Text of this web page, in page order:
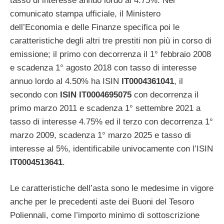
comunicato stampa ufficiale, il Ministero
dell’Economia e delle Finanze specifica poi le
caratteristiche degli altri tre prestiti non più in corso di
emissione; il primo con decorrenza il 1° febbraio 2008
e scadenza 1° agosto 2018 con tasso di interesse
annuo lordo al 4.50% ha ISIN IT0004361041, il
secondo con ISIN IT0004695075 con decorrenza il
primo marzo 2011 e scadenza 1° settembre 2021 a
tasso di interesse 4.75% ed il terzo con decorrenza 1°
marzo 2009, scadenza 1° marzo 2025 e tasso di
interesse al 5%, identificabile univocamente con l’ISIN
IT0004513641.
Le caratteristiche dell’asta sono le medesime in vigore
anche per le precedenti aste dei Buoni del Tesoro
Poliennali, come l’importo minimo di sottoscrizione